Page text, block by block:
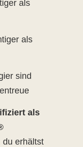
als
als
sind
als
du erhältst